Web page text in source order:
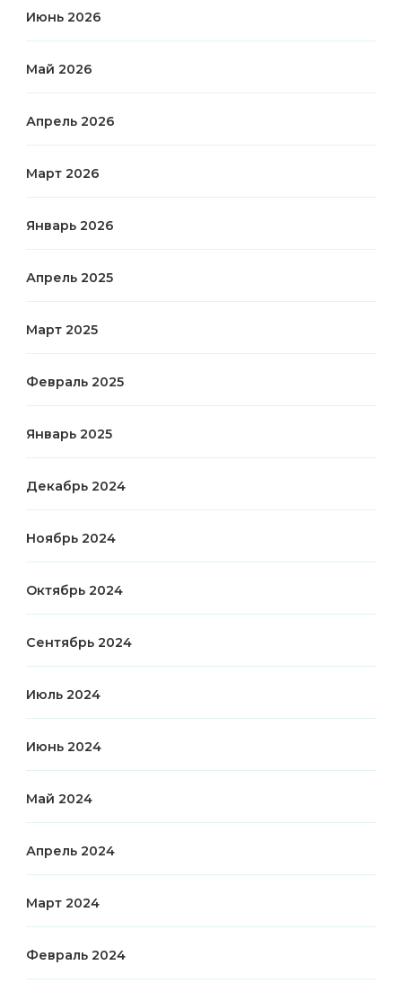
Июнь 2026
Май 2026
Апрель 2026
Март 2026
Январь 2026
Апрель 2025
Март 2025
Февраль 2025
Январь 2025
Декабрь 2024
Ноябрь 2024
Октябрь 2024
Сентябрь 2024
Июль 2024
Июнь 2024
Май 2024
Апрель 2024
Март 2024
Февраль 2024